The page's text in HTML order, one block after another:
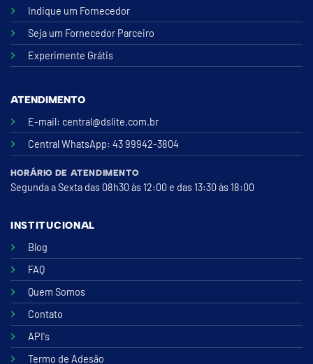
Indique um Fornecedor
Seja um Fornecedor Parceiro
Experimente Grátis
ATENDIMENTO
E-mail: central@dslite.com.br
Central WhatsApp: 43 99942-3804
HORÁRIO DE ATENDIMENTO
Segunda a Sexta das 08h30 às 12:00 e das 13:30 às 18:00
INSTITUCIONAL
Blog
FAQ
Quem Somos
Contato
API's
Termo de Adesão